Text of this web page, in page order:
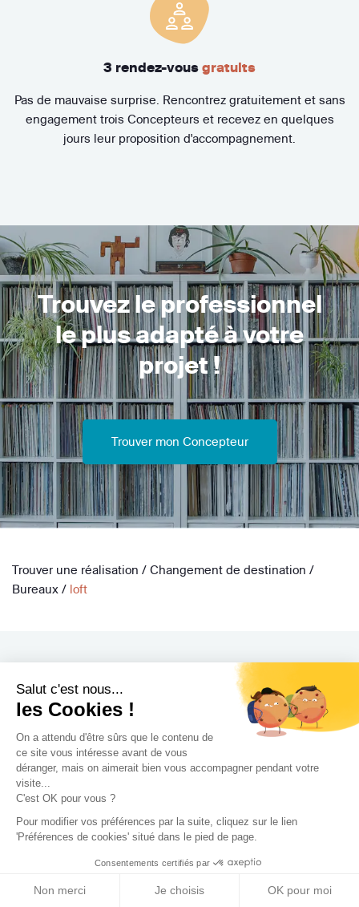
Salut c'est nous...
les Cookies !
On a attendu d'être sûrs que le contenu de
ce site vous intéresse avant de vous
déranger, mais on aimerait bien vous accompagner pendant votre
visite...
C'est OK pour vous ?
Pour modifier vos préférences par la suite, cliquez sur le lien
'Préférences de cookies' situé dans le pied de page.
Consentements certifiés par
Non merci Je choisis OK pour moi
3 rendez-vous gratuits
Pas de mauvaise surprise. Rencontrez gratuitement et sans
engagement trois Concepteurs et recevez en quelques
jours leur proposition d'accompagnement.
Trouvez le professionnel
le plus adapté à votre
projet !
Trouver mon Concepteur
Trouver une réalisation / Changement de destination /
Bureaux / loft
Archidvisor
À propos
Notre blog
Presse
Nos partenaires
Nous contacter
Gestion des cookies